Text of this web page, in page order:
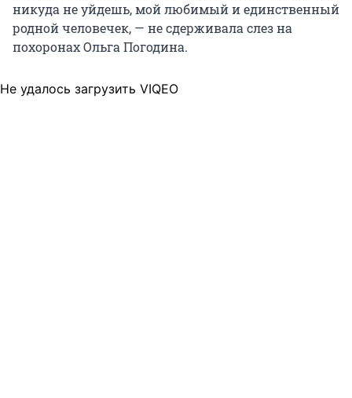
никуда не уйдешь, мой любимый и единственный
родной человечек, — не сдерживала слез на
похоронах Ольга Погодина.
Не удалось загрузить VIQEO